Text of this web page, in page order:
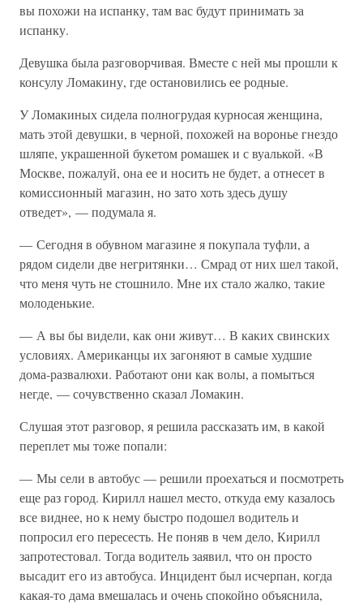
вы похожи на испанку, там вас будут принимать за
испанку.
Девушка была разговорчивая. Вместе с ней мы прошли к
консулу Ломакину, где остановились ее родные.
У Ломакиных сидела полногрудая курносая женщина,
мать этой девушки, в черной, похожей на воронье гнездо
шляпе, украшенной букетом ромашек и с вуалькой. «В
Москве, пожалуй, она ее и носить не будет, а отнесет в
комиссионный магазин, но зато хоть здесь душу
отведет», — подумала я.
— Сегодня в обувном магазине я покупала туфли, а
рядом сидели две негритянки… Смрад от них шел такой,
что меня чуть не стошнило. Мне их стало жалко, такие
молоденькие.
— А вы бы видели, как они живут… В каких свинских
условиях. Американцы их загоняют в самые худшие
дома-развалюхи. Работают они как волы, а помыться
негде, — сочувственно сказал Ломакин.
Слушая этот разговор, я решила рассказать им, в какой
переплет мы тоже попали:
— Мы сели в автобус — решили проехаться и посмотреть
еще раз город. Кирилл нашел место, откуда ему казалось
все виднее, но к нему быстро подошел водитель и
попросил его пересесть. Не поняв в чем дело, Кирилл
запротестовал. Тогда водитель заявил, что он просто
высадит его из автобуса. Инцидент был исчерпан, когда
какая-то дама вмешалась и очень спокойно объяснила,